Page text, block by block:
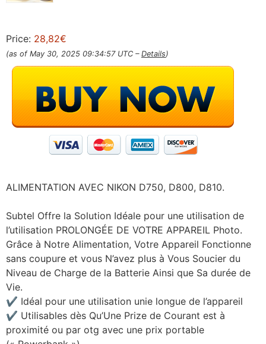
Price: 28,82€
(as of May 30, 2025 09:34:57 UTC – Details)
ALIMENTATION AVEC NIKON D750, D800, D810.
Subtel Offre la Solution Idéale pour une utilisation de
l’utilisation PROLONGÉE DE VOTRE APPAREIL Photo.
Grâce à Notre Alimentation, Votre Appareil Fonctionne
sans coupure et vous N’avez plus à Vous Soucier du
Niveau de Charge de la Batterie Ainsi que Sa durée de
Vie.
✔ Idéal pour une utilisation unie longue de l’appareil
✔ Utilisables dès Qu’Une Prize de Courant est à
proximité ou par otg avec une prix portable